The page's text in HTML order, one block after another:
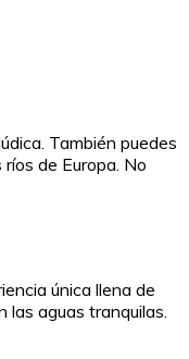
También puedes
de Europa. No
única llena de
aguas tranquilas.